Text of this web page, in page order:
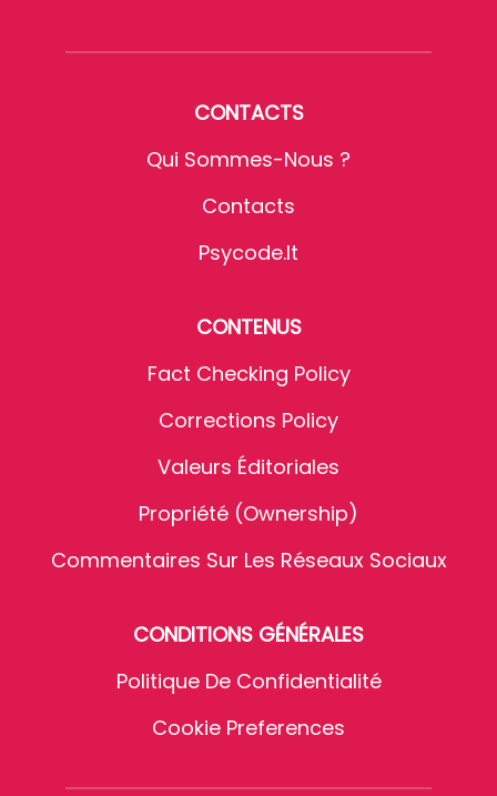
CONTACTS
Qui Sommes-Nous ?
Contacts
Psycode.it
CONTENUS
Fact Checking Policy
Corrections Policy
Valeurs Éditoriales
Propriété (Ownership)
Commentaires Sur Les Réseaux Sociaux
CONDITIONS GÉNÉRALES
Politique De Confidentialité
Cookie Preferences